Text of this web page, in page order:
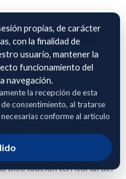
DE
georreferenciada
de olivar, incluyendo la
parcela y recinto,
la superficie cultivada
y el régimen de
Estos datos permiten
distribución territorial del
propias, de carácter
con la finalidad de
usuario, mantener la
funcionamiento del
navegación.
la recepción de esta
consentimiento, al tratarse
conforme al artículo